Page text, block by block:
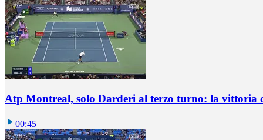
Atp Montreal, solo Darderi al terzo turno: la vittoria
00:45